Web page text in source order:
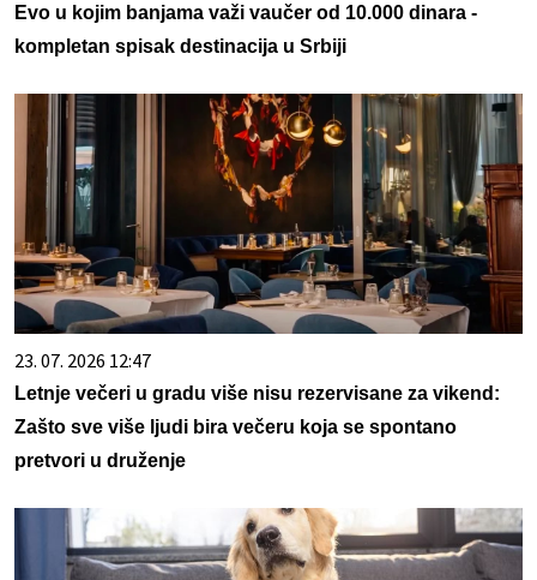
Evo u kojim banjama važi vaučer od 10.000 dinara -
kompletan spisak destinacija u Srbiji
23. 07. 2026 12:47
Letnje večeri u gradu više nisu rezervisane za vikend:
Zašto sve više ljudi bira večeru koja se spontano
pretvori u druženje